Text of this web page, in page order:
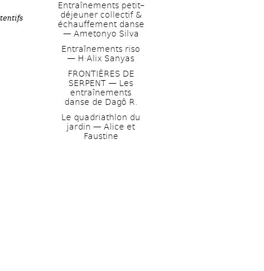
Entraînements petit–
déjeuner collectif &
échauffement danse
— Ametonyo Silva
Entraînements riso
— H·Alix Sanyas
FRONTIÈRES DE
SERPENT — Les
entraînements
danse de Dagô R.
Le quadriathlon du
jardin — Alice et
Faustine